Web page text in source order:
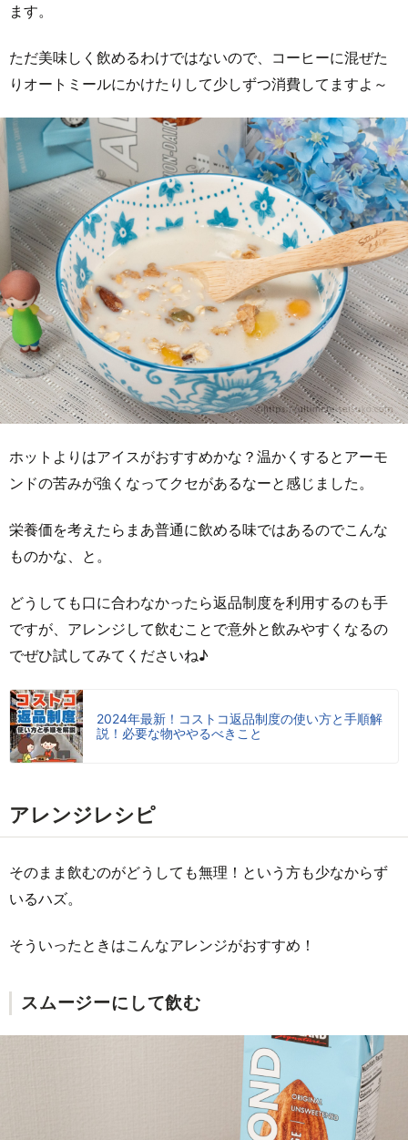
ます。
ただ美味しく飲めるわけではないので、コーヒーに混ぜた
りオートミールにかけたりして少しずつ消費してますよ～
ホットよりはアイスがおすすめかな？温かくするとアーモ
ンドの苦みが強くなってクセがあるなーと感じました。
栄養価を考えたらまあ普通に飲める味ではあるのでこんな
ものかな、と。
どうしても口に合わなかったら返品制度を利用するのも手
ですが、アレンジして飲むことで意外と飲みやすくなるの
でぜひ試してみてくださいね♪
2024年最新！コストコ返品制度の使い方と手順解
説！必要な物ややるべきこと
アレンジレシピ
そのまま飲むのがどうしても無理！という方も少なからず
いるハズ。
そういったときはこんなアレンジがおすすめ！
スムージーにして飲む